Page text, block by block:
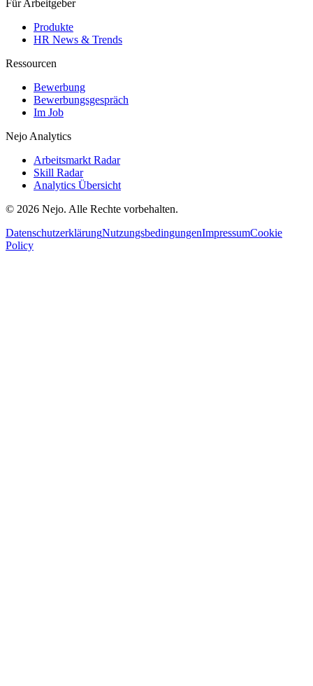
Für Arbeitgeber
Produkte
HR News & Trends
Ressourcen
Bewerbung
Bewerbungsgespräch
Im Job
Nejo Analytics
Arbeitsmarkt Radar
Skill Radar
Analytics Übersicht
© 2026 Nejo. Alle Rechte vorbehalten.
DatenschutzerklärungNutzungsbedingungenImpressumCookie
Policy